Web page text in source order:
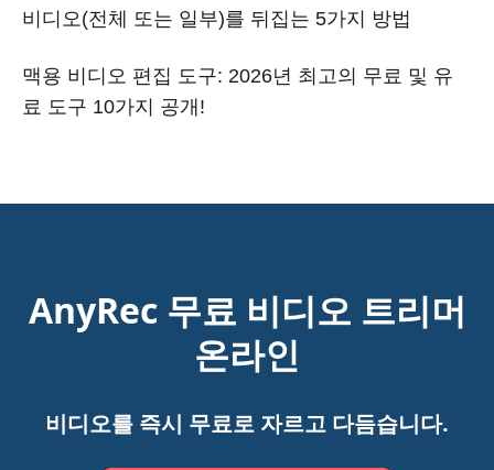
비디오(전체 또는 일부)를 뒤집는 5가지 방법
맥용 비디오 편집 도구: 2026년 최고의 무료 및 유
료 도구 10가지 공개!
AnyRec 무료 비디오 트리머
온라인
비디오를 즉시 무료로 자르고 다듬습니다.